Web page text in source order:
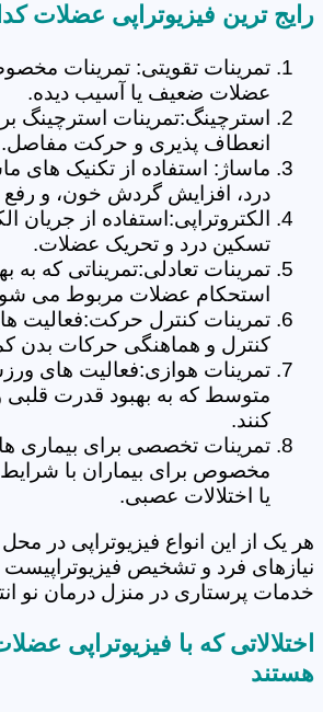
رایج ترین فیزیوتراپی عضلات
تمرینات تقویتی: تمرینات
عضلات ضعیف یا آسیب دیده.
استرچینگ:تمرینات استرچینگ
انعطاف پذیری و حرکت مفاصل.
ماساژ: استفاده از تکنیک های
درد، افزایش گردش خون، و
الکتروتراپی:استفاده از جریان
تسکین درد و تحریک عضلات.
تمرینات تعادلی:تمریناتی که به
استحکام عضلات مربوط می
تمرینات کنترل حرکت:فعالیت
کنترل و هماهنگی حرکات بدن
تمرینات هوازی:فعالیت های
متوسط که به بهبود قدرت
کنند.
تمرینات تخصصی برای بیماری
مخصوص برای بیماران با شرایط
یا اختلالات عصبی.
هر یک از این انواع فیزیوتراپی در
نیازهای فرد و تشخیص
خدمات پرستاری در منزل درمان نو
اختلالاتی که با فیزیوتراپی
هستند